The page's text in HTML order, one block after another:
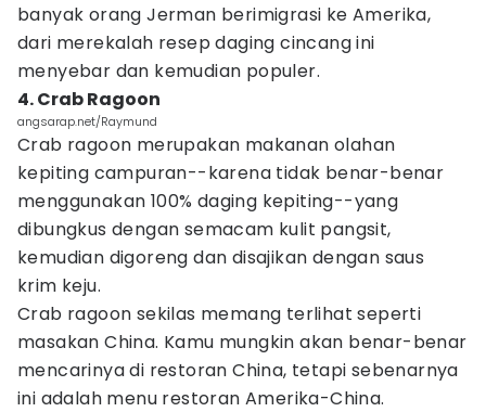
banyak orang Jerman berimigrasi ke Amerika,
dari merekalah resep daging cincang ini
menyebar dan kemudian populer.
4. Crab Ragoon
angsarap.net/Raymund
Crab ragoon merupakan makanan olahan
kepiting campuran--karena tidak benar-benar
menggunakan 100% daging kepiting--yang
dibungkus dengan semacam kulit pangsit,
kemudian digoreng dan disajikan dengan saus
krim keju.
Crab ragoon sekilas memang terlihat seperti
masakan China. Kamu mungkin akan benar-benar
mencarinya di restoran China, tetapi sebenarnya
ini adalah menu restoran Amerika-China.